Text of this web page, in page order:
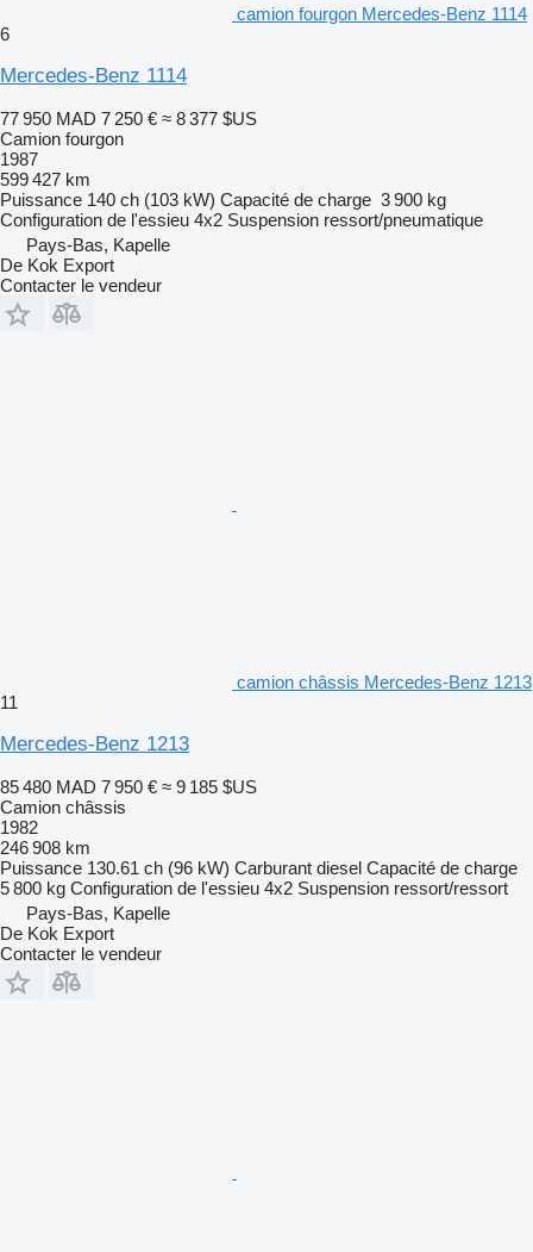
camion fourgon Mercedes-Benz 1114
6
Mercedes-Benz 1114
77 950 MAD 7 250 € ≈ 8 377 $US
Camion fourgon
1987
599 427 km
Puissance 140 ch (103 kW) Capacité de charge 3 900 kg
Configuration de l'essieu 4x2 Suspension ressort/pneumatique
Pays-Bas, Kapelle
De Kok Export
Contacter le vendeur
camion châssis Mercedes-Benz 1213
11
Mercedes-Benz 1213
85 480 MAD 7 950 € ≈ 9 185 $US
Camion châssis
1982
246 908 km
Puissance 130.61 ch (96 kW) Carburant diesel Capacité de charge
5 800 kg Configuration de l'essieu 4x2 Suspension ressort/ressort
Pays-Bas, Kapelle
De Kok Export
Contacter le vendeur